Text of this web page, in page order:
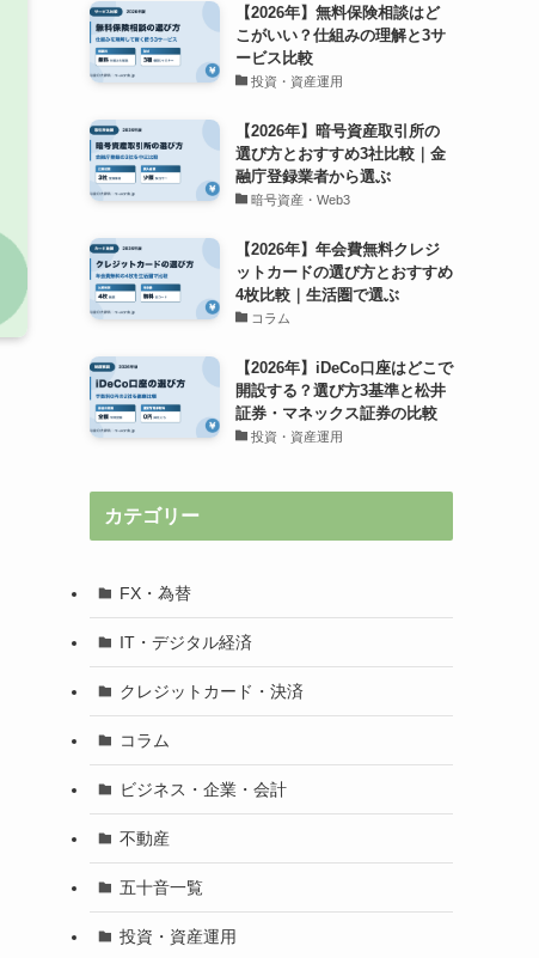
【2026年】無料保険相談はど
こがいい？仕組みの理解と3サ
ービス比較
投資・資産運用
【2026年】暗号資産取引所の
選び方とおすすめ3社比較｜金
融庁登録業者から選ぶ
暗号資産・Web3
【2026年】年会費無料クレジ
ットカードの選び方とおすすめ
4枚比較｜生活圏で選ぶ
コラム
【2026年】iDeCo口座はどこで
開設する？選び方3基準と松井
証券・マネックス証券の比較
投資・資産運用
カテゴリー
FX・為替
IT・デジタル経済
クレジットカード・決済
コラム
ビジネス・企業・会計
不動産
五十音一覧
投資・資産運用